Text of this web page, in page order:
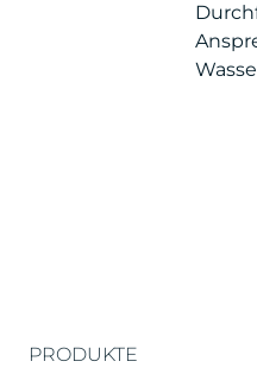
PRODUKTE